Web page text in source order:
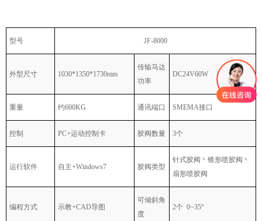
型号 JF-8000
外型尺寸 1030*1350*1730mm
传输马达
功率
DC24V60W
重量 约600KG 通讯端口 SMEMA接口
控制 PC+运动控制卡 胶阀数量 3个
运行软件 自主+Windows7 胶阀类型
针式胶阀丶锥形喷胶阀丶
扇形喷胶阀
编程方式 示教+CAD导图
可倾斜角
度
2个 0~35°